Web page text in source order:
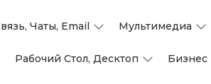
Чаты, Email Мультимедиа
Рабочий Стол, Десктоп Бизнес